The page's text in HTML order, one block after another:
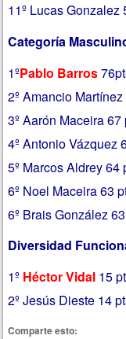
11º Lucas Gonzalez
Categoría
1ºPablo Barros
2º Amancio
3º Aarón Maceira
4º Antonio Vázquez
5º Marcos Aldrey
6º Noel Maceira 63
6º Brais González
Diversidad
1º Héctor Vidal 15
2º Jesús Dieste 14
Comparte esto: